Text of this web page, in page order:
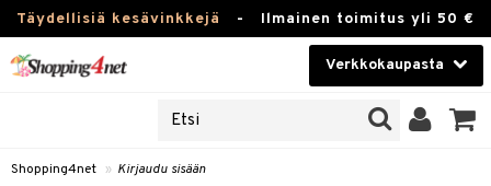
Täydellisiä kesävinkkejä - Ilmainen toimitus yli 50 €
Verkkokaupasta
Piilolinssit
Shopping4net » Kirjaudu sisään
sisään